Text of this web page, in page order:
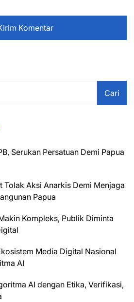
Cari
Serukan Persatuan Demi Papua
Tolak Aksi Anarkis Demi Menjaga
Papua
Kompleks, Publik Diminta
Media Digital Nasional
AI
AI dengan Etika, Verifikasi,